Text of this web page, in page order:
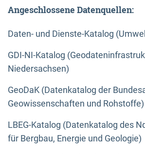
Angeschlossene Datenquellen:
Daten- und Dienste-Katalog
GDI-NI-Katalog
Niedersachsen)
GeoDaK (Datenkatalog der
Geowissenschaften und Rohstoffe)
LBEG-Katalog (Datenkatalog des
für Bergbau, Energie und Geologie)